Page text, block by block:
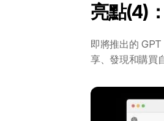
亮點(4)
即將推出的
享、發現和購買